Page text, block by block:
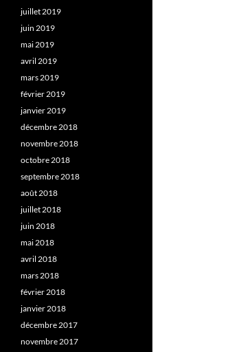
juillet 2019
juin 2019
mai 2019
avril 2019
mars 2019
février 2019
janvier 2019
décembre 2018
novembre 2018
octobre 2018
septembre 2018
août 2018
juillet 2018
juin 2018
mai 2018
avril 2018
mars 2018
février 2018
janvier 2018
décembre 2017
novembre 2017